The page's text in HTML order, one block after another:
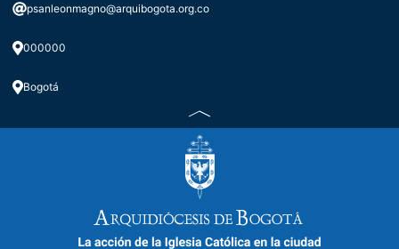
psanleonmagno@arquibogota.org.co
000000
Bogotá